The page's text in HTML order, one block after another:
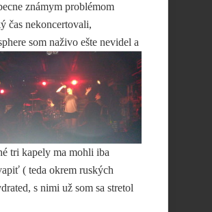
známym problémom
čas nekoncertovali,
som naživo ešte nevidel a
tri kapely ma mohli iba
( teda okrem ruských
s nimi už som sa stretol